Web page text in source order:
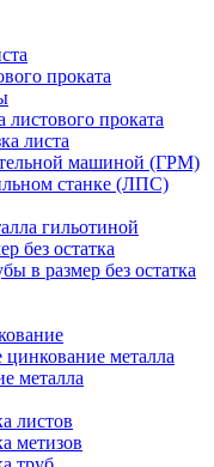
проката
листового проката
листа
машиной (ГРМ)
станке (ЛПС)
гильотиной
без остатка
в размер без остатка
металла
металла
листов
метизов